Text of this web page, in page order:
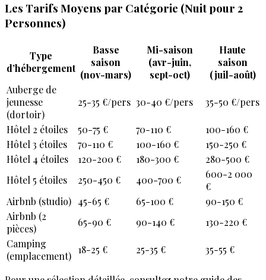
Les Tarifs Moyens par Catégorie (Nuit pour 2
Personnes)
Type
d’hébergement
Basse
saison
(nov-mars)
Mi-saison
(avr-juin,
sept-oct)
Haute
saison
(juil-août)
Auberge de
jeunesse
(dortoir)
25-35 €/pers 30-40 €/pers 35-50 €/pers
Hôtel 2 étoiles 50-75 € 70-110 €
100-160 €
Hôtel 3 étoiles
70-110 € 100-160 €
150-250 €
Hôtel 4 étoiles
120-200 € 180-300 €
280-500 €
Hôtel 5 étoiles
250-450 € 400-700 €
600-2 000
€
Airbnb (studio) 45-65 € 65-100 €
90-150 €
Airbnb (2
pièces)
65-90 € 90-140 €
130-220 €
Camping
(emplacement)
18-25 € 25-35 € 35-55 €